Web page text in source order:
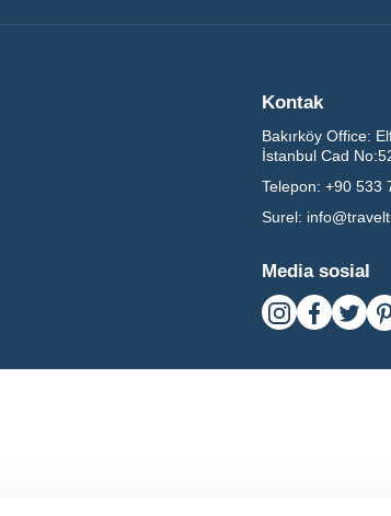
Kontak
Bakırköy Office:
İstanbul Cad
Telepon: +90 533
Surel:
Media sosial